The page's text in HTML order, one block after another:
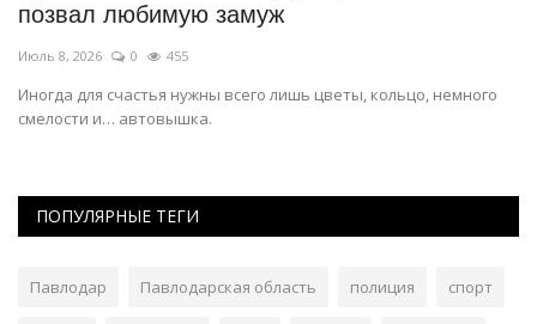
позвал любимую замуж
Июль 8, 2026 0 455
Иногда для счастья нужны всего лишь цветы, кольцо, немного
смелости и… автовышка.
ПОПУЛЯРНЫЕ ТЕГИ
Павлодар Павлодарская область полиция спорт